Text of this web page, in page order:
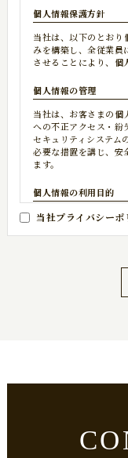
個人情報保護方針
当社は、以下のとおり
みを構築し、全従業員
させることにより、個
個人情報の管理
当社は、お客さまの
への不正アクセス・紛
セキュリティシステム
必要な措置を講じ、安
ます。
個人情報の利用目的
本ウェブサイトでは
絡や業務のご案内や
当社は、個人情報の
万全の対策を講じてい
当社プライバシー